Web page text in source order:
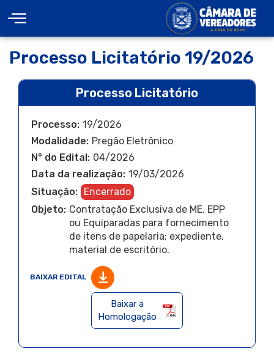
Processo Licitatório 19/2026
Processo Licitatório
Processo: 19/2026
Modalidade: Pregão Eletrônico
N° do Edital: 04/2026
Data da realização: 19/03/2026
Situação: Encerrado
Objeto: Contratação Exclusiva de ME, EPP
ou Equiparadas para fornecimento
de itens de papelaria; expediente,
material de escritório.
BAIXAR EDITAL
Baixar a
Homologação